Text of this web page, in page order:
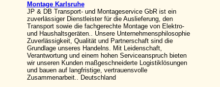
Montage Karlsruhe
JP & DB Transport- und Montageservice GbR ist ein
zuverlässiger Dienstleister für die Auslieferung, den
Transport sowie die fachgerechte Montage von Elektro-
und Haushaltsgeräten.. Unsere Unternehmensphilosophie
Zuverlässigkeit, Qualität und Partnerschaft sind die
Grundlage unseres Handelns. Mit Leidenschaft,
Verantwortung und einem hohen Serviceanspruch bieten
wir unseren Kunden maßgeschneiderte Logistiklösungen
und bauen auf langfristige, vertrauensvolle
Zusammenarbeit.. Deutschland